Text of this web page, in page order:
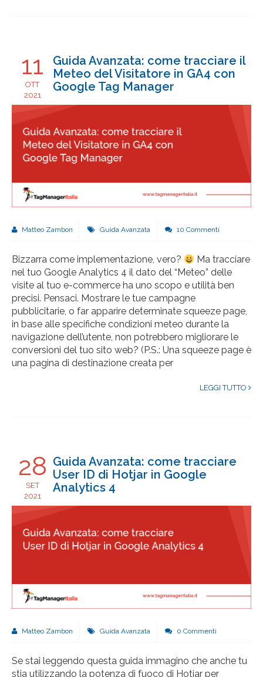
11
OTT
2021
Guida Avanzata: come tracciare il
Meteo del Visitatore in GA4 con
Google Tag Manager
Matteo Zambon Guida Avanzata 10 Commenti
Bizzarra come implementazione, vero?
Ma tracciare
nel tuo Google Analytics 4 il dato del “Meteo” delle
visite al tuo e-commerce ha uno scopo e utilità ben
precisi. Pensaci. Mostrare le tue campagne
pubblicitarie, o far apparire determinate squeeze page,
in base alle specifiche condizioni meteo durante la
navigazione dell’utente, non potrebbero migliorare le
conversioni del tuo sito web? (P.S.: Una squeeze page è
una pagina di destinazione creata per
LEGGI TUTTO
28
SET
2021
Guida Avanzata: come tracciare
User ID di Hotjar in Google
Analytics 4
Matteo Zambon Guida Avanzata 0 Commenti
Se stai leggendo questa guida immagino che anche tu
stia utilizzando la potenza di fuoco di Hotjar per